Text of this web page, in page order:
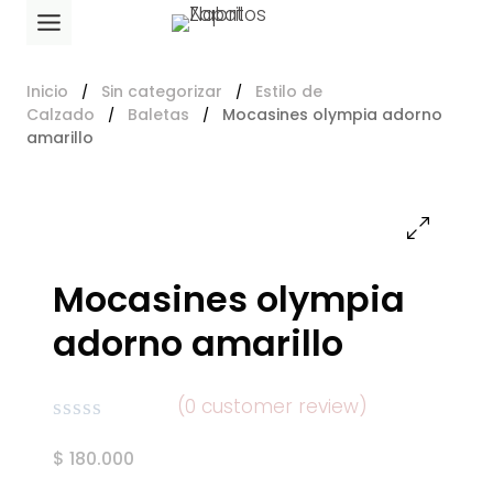
Saltar
Inicio / Sin categorizar /
Estilo de
Calzado
/ Baletas /
Mocasines olympia adorno
amarillo
Mocasines olympia
adorno amarillo
en
(0 customer review)
$ 180.000